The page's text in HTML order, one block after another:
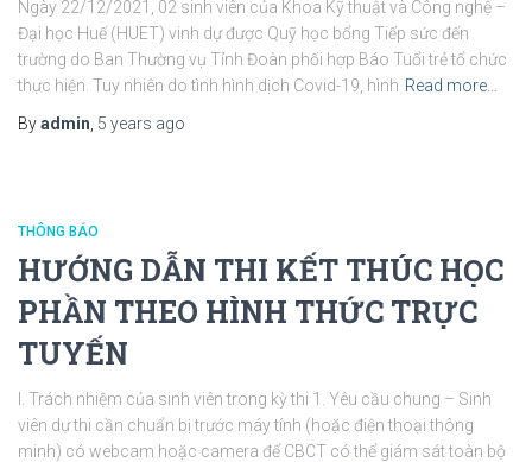
Ngày 22/12/2021, 02 sinh viên của Khoa Kỹ thuật và Công nghệ –
Đại học Huế (HUET) vinh dự được Quỹ học bổng Tiếp sức đến
trường do Ban Thường vụ Tỉnh Đoàn phối hợp Báo Tuổi trẻ tổ chức
thực hiện. Tuy nhiên do tình hình dịch Covid-19, hình Read more…
Byadmin 5 years ago
THÔNG BÁO
HƯỚNG DẪN THI KẾT THÚC HỌC
PHẦN THEO HÌNH THỨC TRỰC
TUYẾN
I. Trách nhiệm của sinh viên trong kỳ thi 1. Yêu cầu chung – Sinh
viên dự thi cần chuẩn bị trước máy tính (hoặc điện thoại thông
minh) có webcam hoặc camera để CBCT có thể giám sát toàn bộ